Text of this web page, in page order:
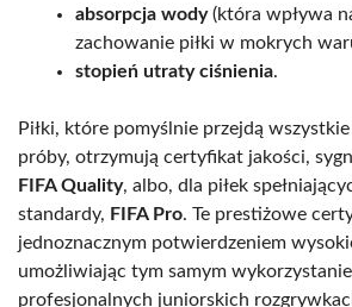
absorpcja wody(która wpływa
zachowanie piłki w mokrych
stopień utraty ciśnienia.
Piłki, które pomyślnie przejdą
próby, otrzymują certyfikat jakości,
FIFA Quality, albo, dla piłek
standardy, FIFA Pro. Te prestiżowe
jednoznacznym potwierdzeniem
umożliwiając tym samym
profesjonalnych juniorskich